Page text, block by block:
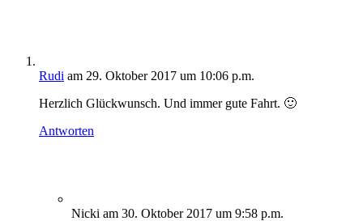
Rudi am 29. Oktober 2017 um 10:06 p.m.
Herzlich Glückwunsch. Und immer gute Fahrt. 🙂
Antworten
Nicki am 30. Oktober 2017 um 9:58 p.m.